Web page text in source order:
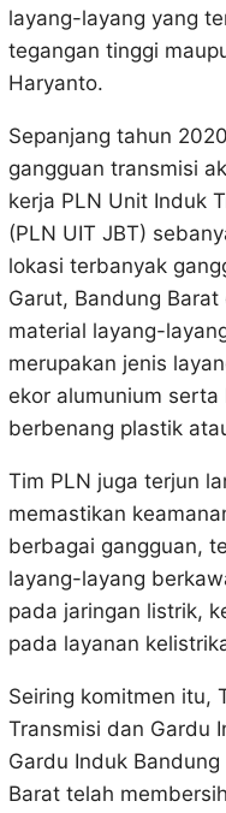
layang-layang yang
tegangan tinggi
Haryanto.
Sepanjang tahun
gangguan transmisi
kerja PLN Unit Induk
(PLN UIT JBT)
lokasi terbanyak
Garut, Bandung
material layang-
merupakan jenis
ekor alumunium
berbenang plastik
Tim PLN juga terjun
memastikan
berbagai gangguan,
layang-layang
pada jaringan listrik,
pada layanan
Seiring komitmen itu,
Transmisi dan Gardu
Gardu Induk
Barat telah